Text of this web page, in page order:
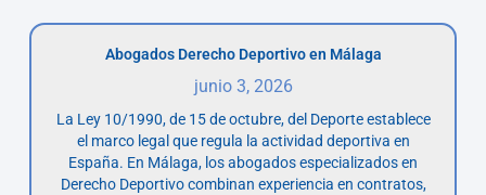
Abogados Derecho Deportivo en Málaga
junio 3, 2026
La Ley 10/1990, de 15 de octubre, del Deporte establece
el marco legal que regula la actividad deportiva en
España. En Málaga, los abogados especializados en
Derecho Deportivo combinan experiencia en contratos,